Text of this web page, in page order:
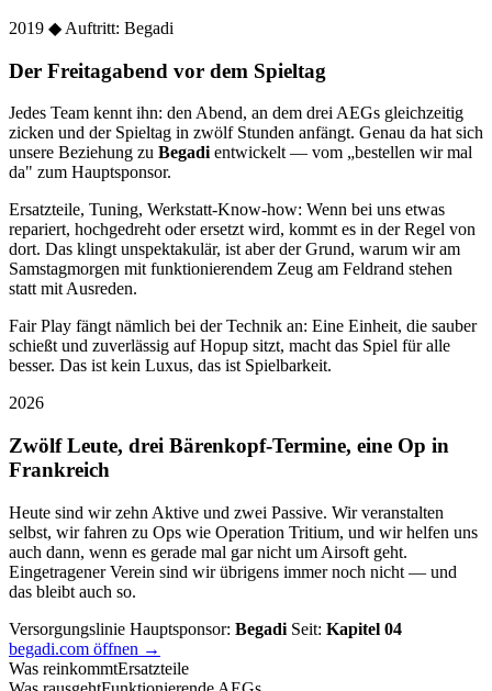
2019 ◆ Auftritt: Begadi
Der Freitagabend vor dem Spieltag
Jedes Team kennt ihn: den Abend, an dem drei AEGs gleichzeitig
zicken und der Spieltag in zwölf Stunden anfängt. Genau da hat sich
unsere Beziehung zu Begadientwickelt — vom „bestellen wir mal
da" zum Hauptsponsor.
Ersatzteile, Tuning, Werkstatt-Know-how: Wenn bei uns etwas
repariert, hochgedreht oder ersetzt wird, kommt es in der Regel von
dort. Das klingt unspektakulär, ist aber der Grund, warum wir am
Samstagmorgen mit funktionierendem Zeug am Feldrand stehen
statt mit Ausreden.
Fair Play fängt nämlich bei der Technik an: Eine Einheit, die sauber
schießt und zuverlässig auf Hopup sitzt, macht das Spiel für alle
besser. Das ist kein Luxus, das ist Spielbarkeit.
2026
Zwölf Leute, drei Bärenkopf-Termine, eine Op in
Frankreich
Heute sind wir zehn Aktive und zwei Passive. Wir veranstalten
selbst, wir fahren zu Ops wie Operation Tritium, und wir helfen uns
auch dann, wenn es gerade mal gar nicht um Airsoft geht.
Eingetragener Verein sind wir übrigens immer noch nicht — und
das bleibt auch so.
Versorgungslinie Hauptsponsor: Begadi Seit: Kapitel 04
begadi.com öffnen →
Was reinkommtErsatzteile